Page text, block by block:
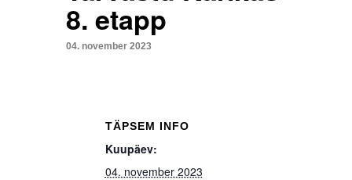
8. etapp
04. november 2023
TÄPSEM INFO
Kuupäev:
04. november 2023